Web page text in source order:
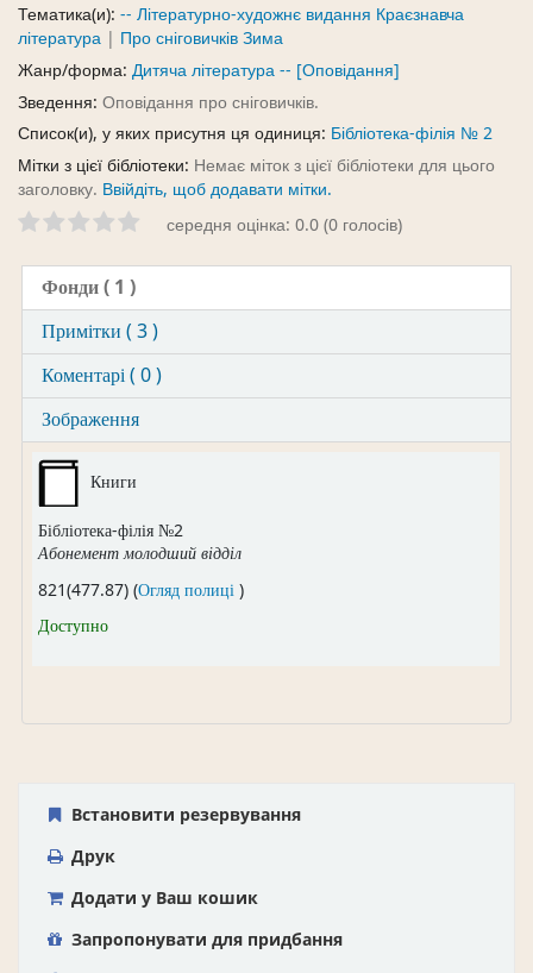
Тематика(и): -- Літературно-художнє видання Краєзнавча
література | Про сніговичків Зима
Жанр/форма: Дитяча література -- [Оповідання]
Зведення: Оповідання про сніговичків.
Список(и), у яких присутня ця одиниця: Бібліотека-філія № 2
Мітки з цієї бібліотеки: Немає міток з цієї бібліотеки для цього
заголовку. Ввійдіть, щоб додавати мітки.
середня оцінка: 0.0 (0 голосів)
Фонди( 1 )
Примітки ( 3 )
Коментарі ( 0 )
Зображення
Книги
Бібліотека-філія №2
Абонемент молодший відділ
821(477.87) (Огляд полиці(Відкривається нижче)
)
Доступно
Встановити резервування
Друк
Додати у Ваш кошик
Запропонувати для придбання